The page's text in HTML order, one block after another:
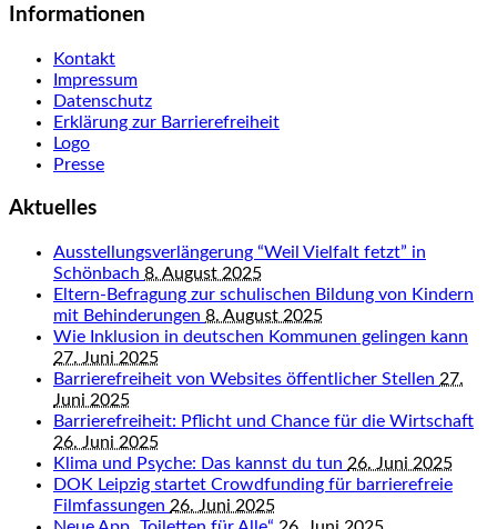
Informationen
Kontakt
Impressum
Datenschutz
Erklärung zur Barrierefreiheit
Logo
Presse
Aktuelles
Ausstellungsverlängerung “Weil Vielfalt fetzt” in
Schönbach 8. August 2025
Eltern-Befragung zur schulischen Bildung von Kindern
mit Behinderungen 8. August 2025
Wie Inklusion in deutschen Kommunen gelingen kann
27. Juni 2025
Barrierefreiheit von Websites öffentlicher Stellen 27.
Juni 2025
Barrierefreiheit: Pflicht und Chance für die Wirtschaft
26. Juni 2025
Klima und Psyche: Das kannst du tun 26. Juni 2025
DOK Leipzig startet Crowdfunding für barrierefreie
Filmfassungen 26. Juni 2025